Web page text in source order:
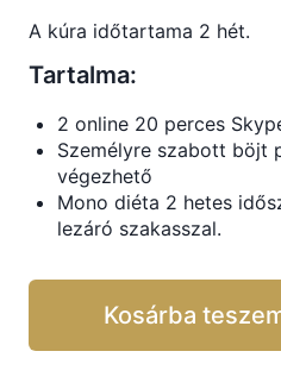
A kúra időtartama 2 hét.
Tartalma:
2 online 20 perces
Személyre szabott böjt
végezhető
Mono diéta 2 hetes
lezáró szakasszal.
Kosárba